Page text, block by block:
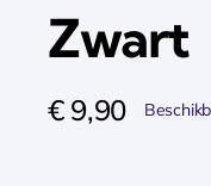
Zwart
€9,90